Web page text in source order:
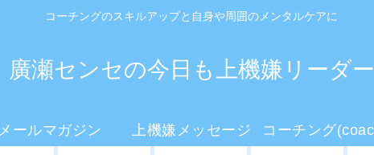
コーチングのスキルアップと自身や周囲のメンタルケアに
廣瀬センセの今日も上機嫌リーダー
メールマガジン 上機嫌メッセージ